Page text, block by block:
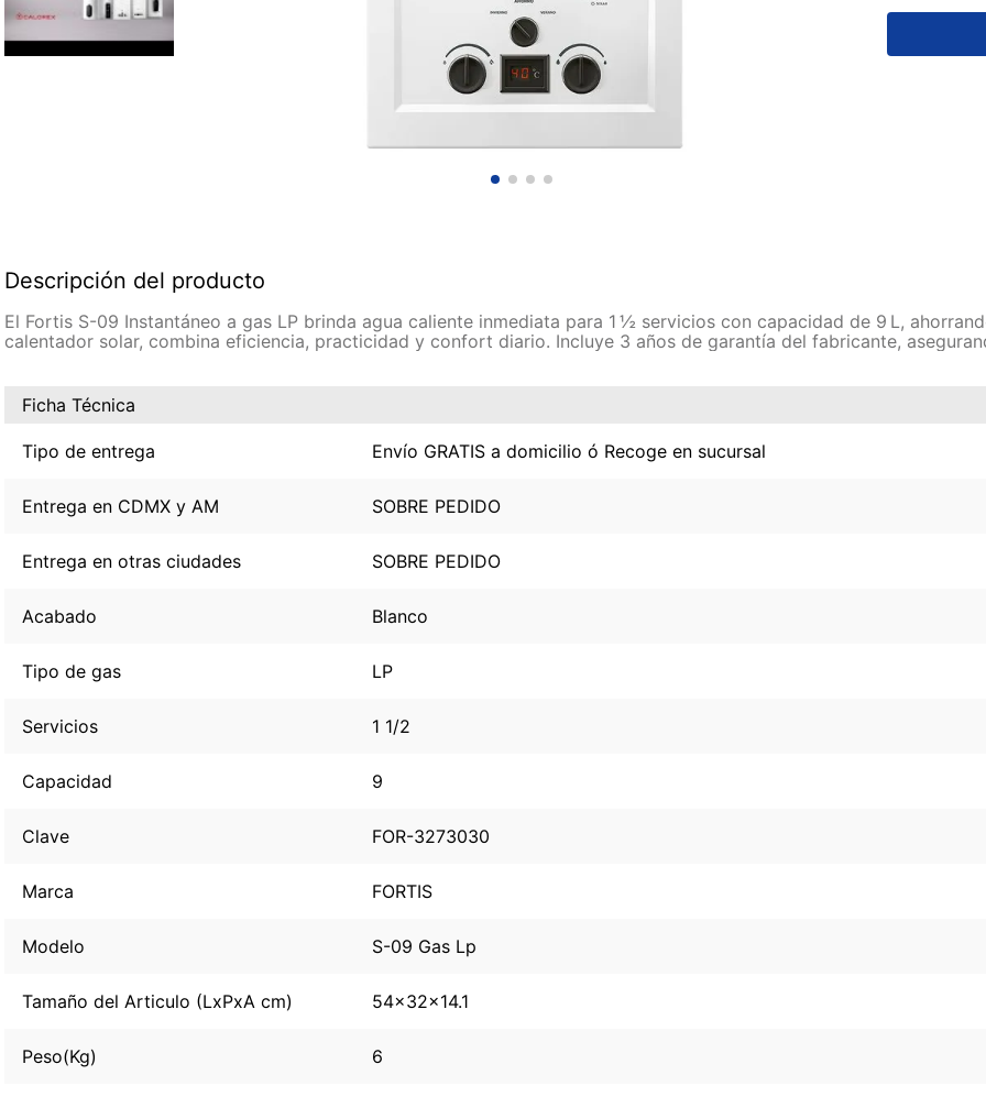
Descripción del producto
El Fortis S-09 Instantáneo a gas LP brinda agua caliente inmediata para 1 ½ servicios con capacidad de 9 L,
calentador solar, combina eficiencia, practicidad y confort diario. Incluye 3 años de garantía del fabricante,
Ficha Técnica
Tipo de entrega Envío GRATIS a domicilio ó Recoge en sucursal
Entrega en CDMX y AM SOBRE PEDIDO
Entrega en otras ciudades SOBRE PEDIDO
Acabado Blanco
Tipo de gas LP
Servicios 1 1/2
Capacidad 9
Clave FOR-3273030
Marca FORTIS
Modelo S-09 Gas Lp
Tamaño del Articulo (LxPxA cm) 54x32x14.1
Peso(Kg) 6